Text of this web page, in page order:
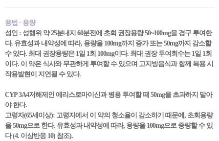
용법 · 용량
성인 : 성행위 약 25분내지 60분전에 초회 권장용량 50~100mg을 경구 투여한
다. 유효성과 내약성에 따라, 용량을 100mg까지 증가 또는 50mg까지 감소할
수 있다. 최대 권장용량은 1일 1회 100mg이다. 최대 권장 투여회수는 1일 1회
이다. 이 약은 식사와 무관하게 투여할 수 있으며 고지방음식과 함께 복용 시
작용발현이 지연될 수 있다.
CYP 3A4저해제인 에리스로마이신과 병용 투여할 때 50mg을 초과하지 말아
야 한다.
고령자(65세이상): 고령자에서 이 약의 청소율이 감소하기 때문에, 초회용량
을 50mg으로 한다. 유효성과 내약성에 따라, 용량을 100mg으로 증량할 수 있
다 (4. 이상반응 10) 참조).